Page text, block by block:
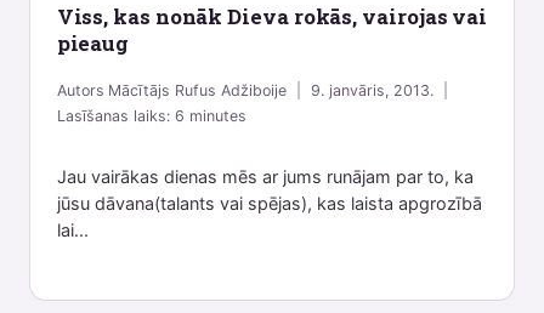
Viss, kas nonāk Dieva rokās, vairojas vai
pieaug
Autors Mācītājs Rufus Adžiboije
9. janvāris, 2013.
Lasīšanas laiks:6 minutes
Jau vairākas dienas mēs ar jums runājam par to, ka
jūsu dāvana(talants vai spējas), kas laista apgrozībā
lai...